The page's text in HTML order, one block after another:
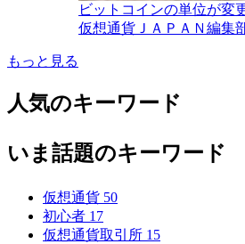
ビットコインの単位が変
仮想通貨ＪＡＰＡＮ編集
もっと見る
人気のキーワード
いま話題のキーワード
仮想通貨 50
初心者 17
仮想通貨取引所 15